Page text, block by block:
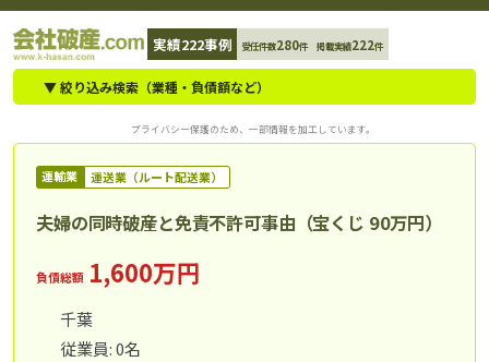
ン
ツ
実績222事例 受任件数280件 掲載実績222件
▼ 絞り込み検索（業種・負債額など）
プライバシー保護のため、一部情報を加工しています。
運輸業 運送業（ルート配送業）
夫婦の同時破産と免責不許可事由（宝くじ 90万円）
負債総額 1,600万円
千葉
従業員: 0名